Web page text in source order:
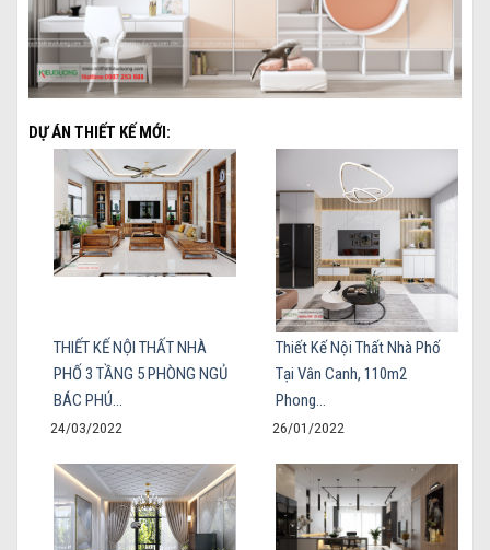
DỰ ÁN THIẾT KẾ MỚI:
THIẾT KẾ NỘI THẤT NHÀ
PHỐ 3 TẦNG 5 PHÒNG NGỦ
BÁC PHÚ…
24/03/2022
Thiết Kế Nội Thất Nhà Phố
Tại Vân Canh, 110m2
Phong…
26/01/2022